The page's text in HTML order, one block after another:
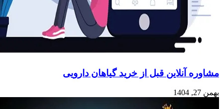
مشاوره آنلاین قبل از خرید گیاهان دارویی
بهمن 27, 1404